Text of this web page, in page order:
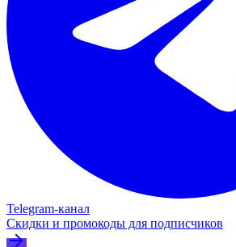
Telegram‑канал
Скидки и промокоды для подписчиков